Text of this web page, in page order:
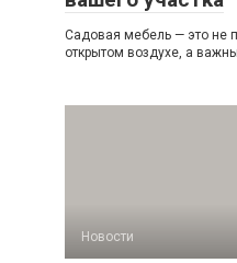
Садовая мебель — это не
открытом воздухе, а
Новости